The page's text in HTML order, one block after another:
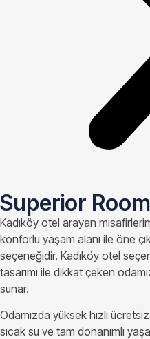
Superior
Kadıköy otel arayan
konforlu yaşam alanı ile öne
seçeneğidir. Kadıköy otel
tasarımı ile dikkat çeken
sunar.
Odamızda yüksek hızlı
sıcak su ve tam donanımlı